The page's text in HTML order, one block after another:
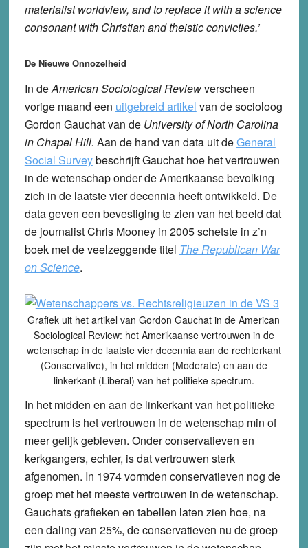
materialist worldview, and to replace it with a science
consonant with Christian and theistic convicties.’
De Nieuwe Onnozelheid
In deAmerican Sociological Reviewverscheen
vorige maand een uitgebreid artikel van de socioloog
Gordon Gauchat van de University of North Carolina
in Chapel Hill. Aan de hand van data uit deGeneral
Social Surveybeschrijft Gauchat hoe het vertrouwen
in de wetenschap onder de Amerikaanse bevolking
zich in de laatste vier decennia heeft ontwikkeld. De
data geven een bevestiging te zien van het beeld dat
de journalist Chris Mooney in 2005 schetste in z’n
boek met de veelzeggende titel The Republican War
on Science.
Grafiek uit het artikel van Gordon Gauchat in de American
Sociological Review: het Amerikaanse vertrouwen in de
wetenschap in de laatste vier decennia aan de rechterkant
(Conservative), in het midden (Moderate) en aan de
linkerkant (Liberal) van het politieke spectrum.
In het midden en aan de linkerkant van het politieke
spectrum is het vertrouwen in de wetenschap min of
meer gelijk gebleven. Onder conservatieven en
kerkgangers, echter, is dat vertrouwen sterk
afgenomen. In 1974 vormden conservatieven nog de
groep met het meeste vertrouwen in de wetenschap.
Gauchats grafieken en tabellen laten zien hoe, na
een daling van 25%, de conservatieven nu de groep